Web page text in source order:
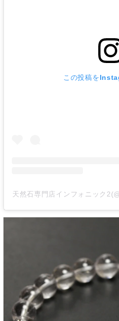
この投稿を
天然石専門店インフォニック